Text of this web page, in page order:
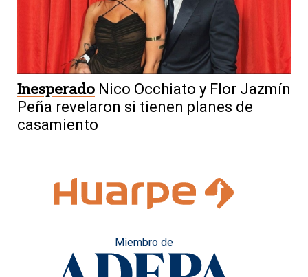
Inesperado Nico Occhiato y Flor Jazmín
Peña revelaron si tienen planes de
casamiento
Miembro de